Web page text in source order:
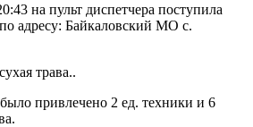
на пульт диспетчера поступила
адресу: Байкаловский МО с.
трава..
привлечено 2 ед. техники и 6